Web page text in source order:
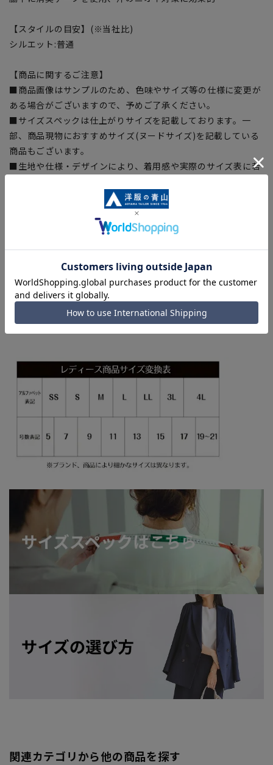
【スタイルの目安】(※当社比)
シルエット:普通
【商品に関するご注意】
■商品画像はサンプルのため、色味やサイズ等の仕様に変更が
ある場合がございますので、予めご了承ください。
■サイズスペックは仕上がりサイズを記載しております。一
部、商品現物におすすめサイズ(ヌードサイズ)を記載している
商品もございます。
■生地や仕様・デザインにより、着用感や実際のサイズ表に若
■ブラウザやお使いのモニター環境、また撮影時の室内外の光
加減により、実際の商品と掲載画像の色味が異なる場合がござ
を完了できない場合がございます。予めご了承ください。
■お急ぎ発送のご注文につきましても、ご注文のタイミングに
よってはお急ぎ発送サービスを選択できない場合がございま
関連カテゴリから他の商品を探す